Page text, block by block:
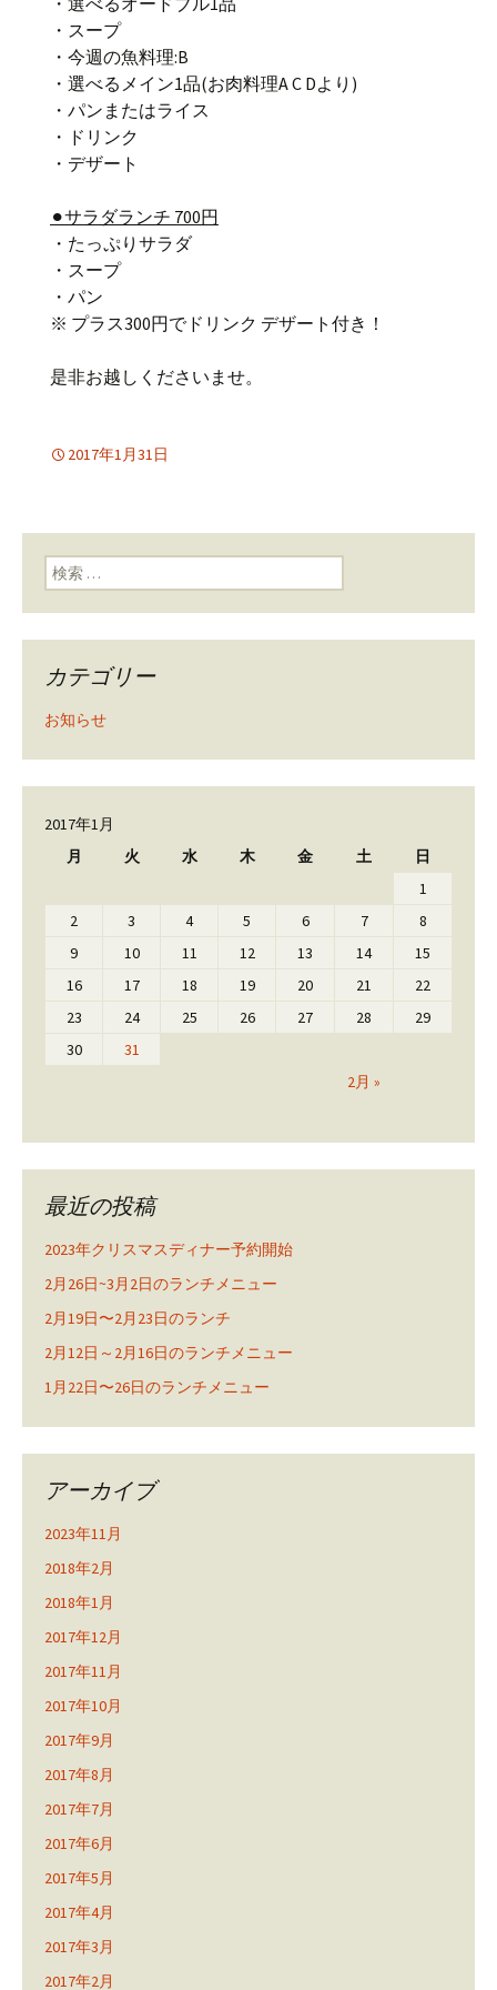
・スープ
・今週の魚料理:B
・選べるメイン1品(お肉料理A C Dより)
・パンまたはライス
・ドリンク
・デザート
⚫︎サラダランチ 700円
・たっぷりサラダ
・スープ
・パン
※ プラス300円でドリンク デザート付き！
是非お越しくださいませ。
2017年1月31日
検索:
カテゴリー
お知らせ
2017年1月
月
火 水 木 金 土 日
2月 »
1
2
3 4 5 6 7
8
9
10 11 12 13 14
15
16
17 18 19 20 21
22
23
24 25 26 27 28
29
30
31
最近の投稿
2023年クリスマスディナー予約開始
2月26日~3月2日のランチメニュー
2月19日〜2月23日のランチ
2月12日～2月16日のランチメニュー
1月22日〜26日のランチメニュー
アーカイブ
2023年11月
2018年2月
2018年1月
2017年12月
2017年11月
2017年10月
2017年9月
2017年8月
2017年7月
2017年6月
2017年5月
2017年4月
2017年3月
2017年2月